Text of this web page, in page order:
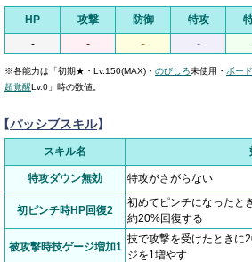
HP 攻撃 防御 特攻
-
- - -
※各能力は「初期★・Lv.150(MAX)・ のびしろ未使用・ ボー
超覚醒Lv.0」時の数値。
パッシブスキル】
スキル名
特攻ダウン無効 特攻がさがらない
初ピンチ時HP回復2
初めてピンチになったと
約20%回復する
被攻撃時技ゲージ増加1
技で攻撃を受けたときに
ジを1増やす